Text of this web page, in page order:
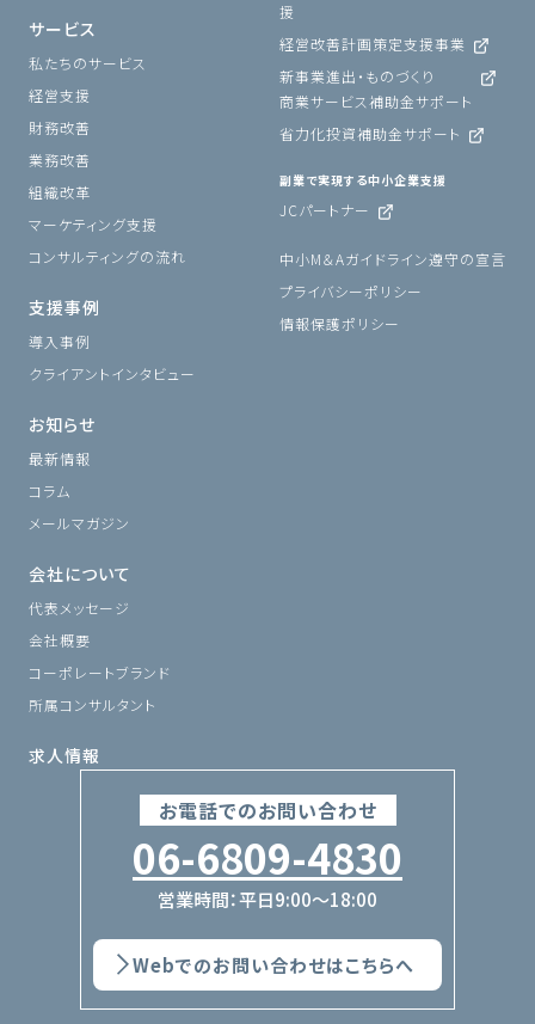
お電話でのお問い合わせ
06-6809-4830
営業時間：平日9:00〜18:00
Webでのお問い合わせはこちらへ
サービス
私たちのサービス
経営支援
財務改善
業務改善
組織改革
マーケティング支援
コンサルティングの流れ
支援事例
導入事例
クライアントインタビュー
お知らせ
最新情報
コラム
メールマガジン
会社について
代表メッセージ
会社概要
コーポレートブランド
所属コンサルタント
求人情報
援
経営改善計画策定支援事業
新事業進出・ものづくり
商業サービス補助金サポート
省力化投資補助金サポート
副業で実現する中小企業支援
JCパートナー
中小M＆Aガイドライン遵守の宣言
プライバシーポリシー
情報保護ポリシー